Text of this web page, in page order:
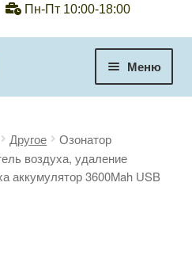
Пн-Пт 10:00-18:00
Меню
Другое
Озонатор
воздуха, удаление
аккумулятор 3600Mah USB